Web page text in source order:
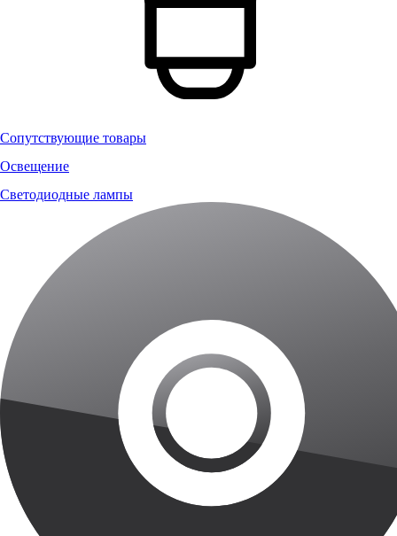
Сопутствующие товары
Освещение
Светодиодные лампы